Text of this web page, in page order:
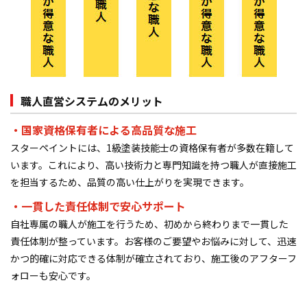
職人直営システムのメリット
・国家資格保有者による高品質な施工
スターペイントには、1級塗装技能士の資格保有者が多数在籍して
います。これにより、高い技術力と専門知識を持つ職人が直接施工
を担当するため、品質の高い仕上がりを実現できます。
・一貫した責任体制で安心サポート
自社専属の職人が施工を行うため、初めから終わりまで一貫した
責任体制が整っています。お客様のご要望やお悩みに対して、迅速
かつ的確に対応できる体制が確立されており、施工後のアフターフ
ォローも安心です。